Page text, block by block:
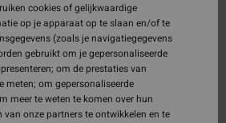
cookies of gelijkwaardige
op je apparaat op te slaan en/of te
(zoals je navigatiegegevens
gebruikt om je gepersonaliseerde
om de prestaties van
meten; om gepersonaliseerde
meer te weten te komen over hun
onze partners te ontwikkelen en te